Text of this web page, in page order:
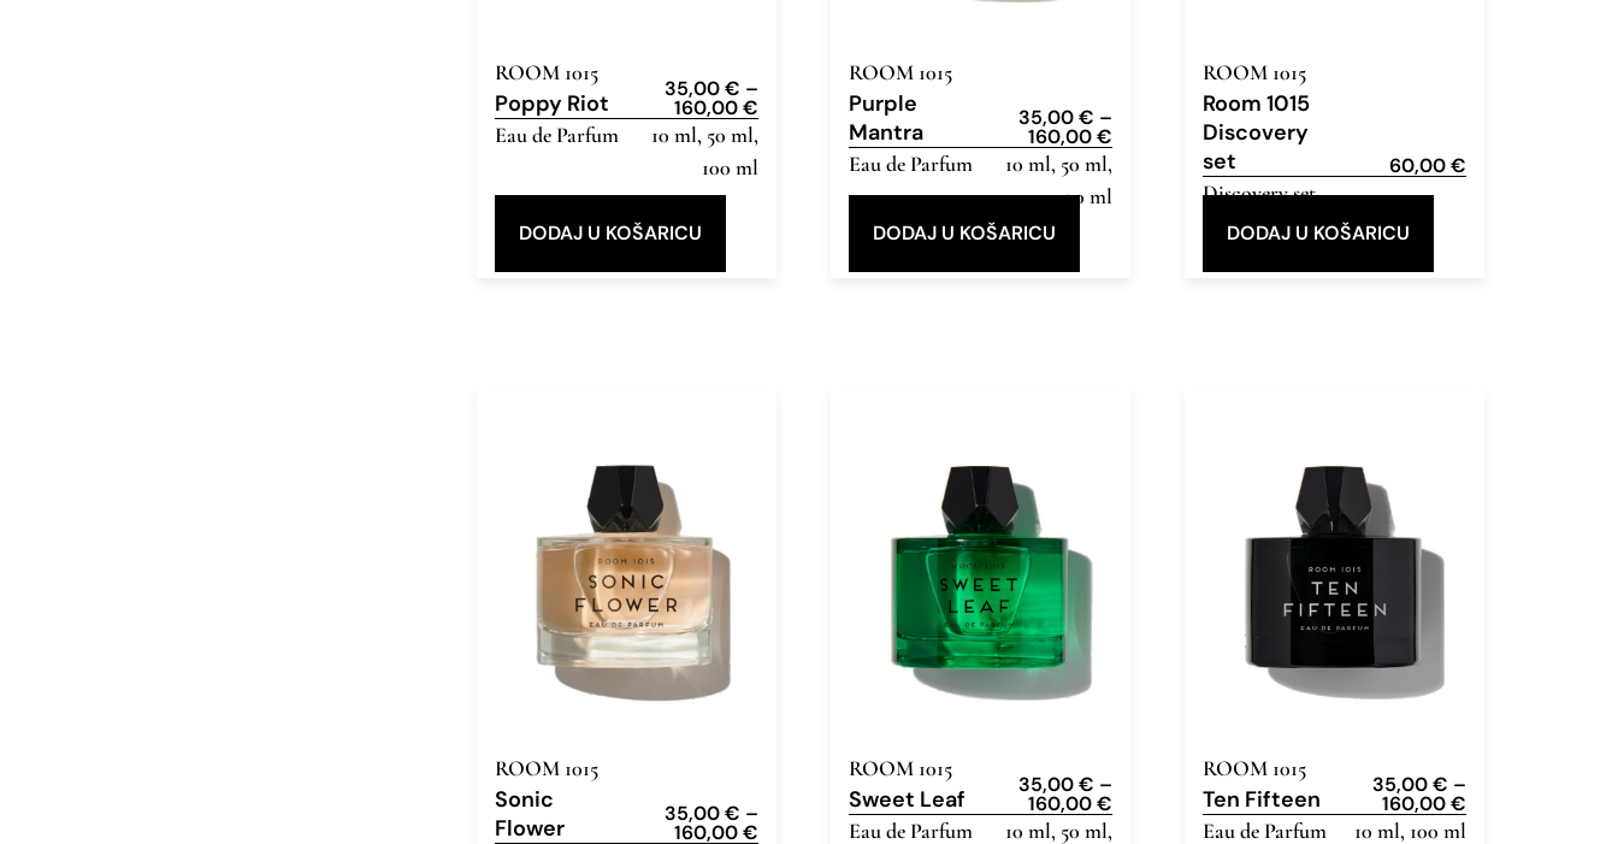
ROOM 1015
Poppy Riot
35,00€ –
160,00€
Eau de Parfum
10 ml, 50 ml,
100 ml
DODAJ U KOŠARICU
ROOM 1015
Purple
Mantra
35,00€ –
160,00€
Eau de Parfum
10 ml, 50 ml,
100 ml
DODAJ U KOŠARICU
ROOM 1015
Room 1015
Discovery
set
60,00€
Discovery set,
Eau de Parfum
DODAJ U KOŠARICU
ROOM 1015
Sonic
Flower
35,00€ –
160,00€
ROOM 1015
Sweet Leaf
35,00€ –
160,00€
Eau de Parfum
10 ml, 50 ml,
ROOM 1015
Ten Fifteen
35,00€ –
160,00€
Eau de Parfum 10 ml, 100 ml